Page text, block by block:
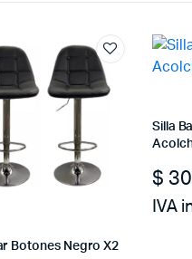
Botones Negro X2
Silla
$
IVA